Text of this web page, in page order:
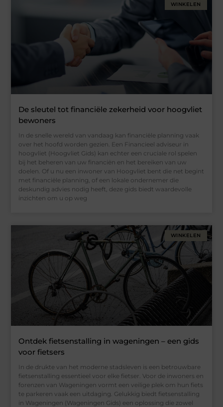
WINKELEN
De sleutel tot financiële zekerheid voor hoogvliet
bewoners
In de snelle wereld van vandaag kan financiële planning vaak
over het hoofd worden gezien. Een Financieel adviseur in
hoogvliet (Hoogvliet Gids) kan echter een cruciale rol spelen
bij het beheren van uw financiën en het bereiken van uw
doelen. Of u nu een inwoner van Hoogvliet bent die net begint
met financiële planning, of een lokale ondernemer die
deskundig advies nodig heeft, deze gids biedt waardevolle
inzichten om u op weg
WINKELEN
Ontdek fietsenstalling in wageningen – een gids
voor fietsers
In de drukte van het moderne stadsleven is een betrouwbare
fietsenstalling essentieel voor elke fietser. Voor de inwoners en
forenzen van Wageningen vormt een veilige plek om hun fiets
te parkeren vaak een uitdaging. Gelukkig biedt fietsenstalling
in Wageningen (Wageningen Gids) een oplossing die zowel